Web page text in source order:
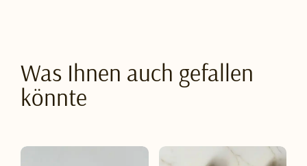
Was Ihnen auch gefallen
könnte